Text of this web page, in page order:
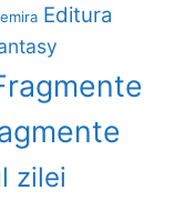
Editura
zilei